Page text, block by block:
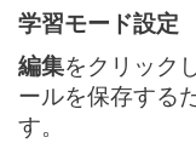
学習モード設定
編集をクリック
ールを保存する
す。